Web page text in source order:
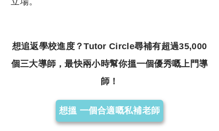
想追返學校進度？Tutor Circle尋補有超過35,000
個三大導師，最快兩小時幫你搵一個優秀嘅上門導
師！
想搵 一個合適嘅私補老師